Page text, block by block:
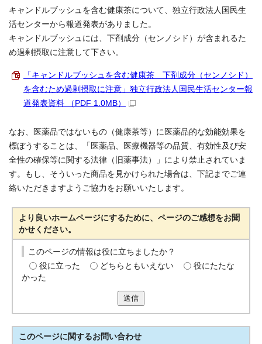
キャンドルブッシュを含む健康茶について、独立行政法人国民生
活センターから報道発表がありました。
キャンドルブッシュには、下剤成分（センノシド）が含まれるた
め過剰摂取に注意して下さい。
「キャンドルブッシュを含む健康茶 下剤成分（センノシド）
を含むため過剰摂取に注意」独立行政法人国民生活センター報
道発表資料 （PDF 1.0MB）
なお、医薬品ではないもの（健康茶等）に医薬品的な効能効果を
標ぼうすることは、「医薬品、医療機器等の品質、有効性及び安
全性の確保等に関する法律（旧薬事法）」により禁止されていま
す。もし、そういった商品を見かけられた場合は、下記までご連
絡いただきますようご協力をお願いいたします。
より良いホームページにするために、ページのご感想をお聞
かせください。
このページの情報は役に立ちましたか？
役に立った
どちらともいえない
役にたたな
かった
送信
このページに関するお問い合わせ